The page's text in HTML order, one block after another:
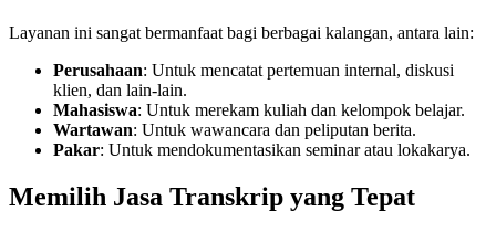
Layanan ini sangat bermanfaat bagi berbagai kalangan, antara lain:
Perusahaan: Untuk mencatat pertemuan internal, diskusi
klien, dan lain-lain.
Mahasiswa: Untuk merekam kuliah dan kelompok belajar.
Wartawan: Untuk wawancara dan peliputan berita.
Pakar: Untuk mendokumentasikan seminar atau lokakarya.
Memilih Jasa Transkrip yang Tepat